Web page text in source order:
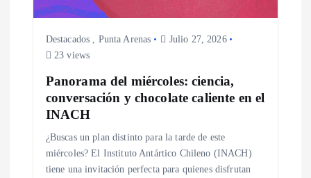
Destacados , Punta Arenas
Julio 27, 2026
23 views
Panorama del miércoles: ciencia,
conversación y chocolate caliente en el
INACH
¿Buscas un plan distinto para la tarde de este
miércoles? El Instituto Antártico Chileno (INACH)
tiene una invitación perfecta para quienes disfrutan